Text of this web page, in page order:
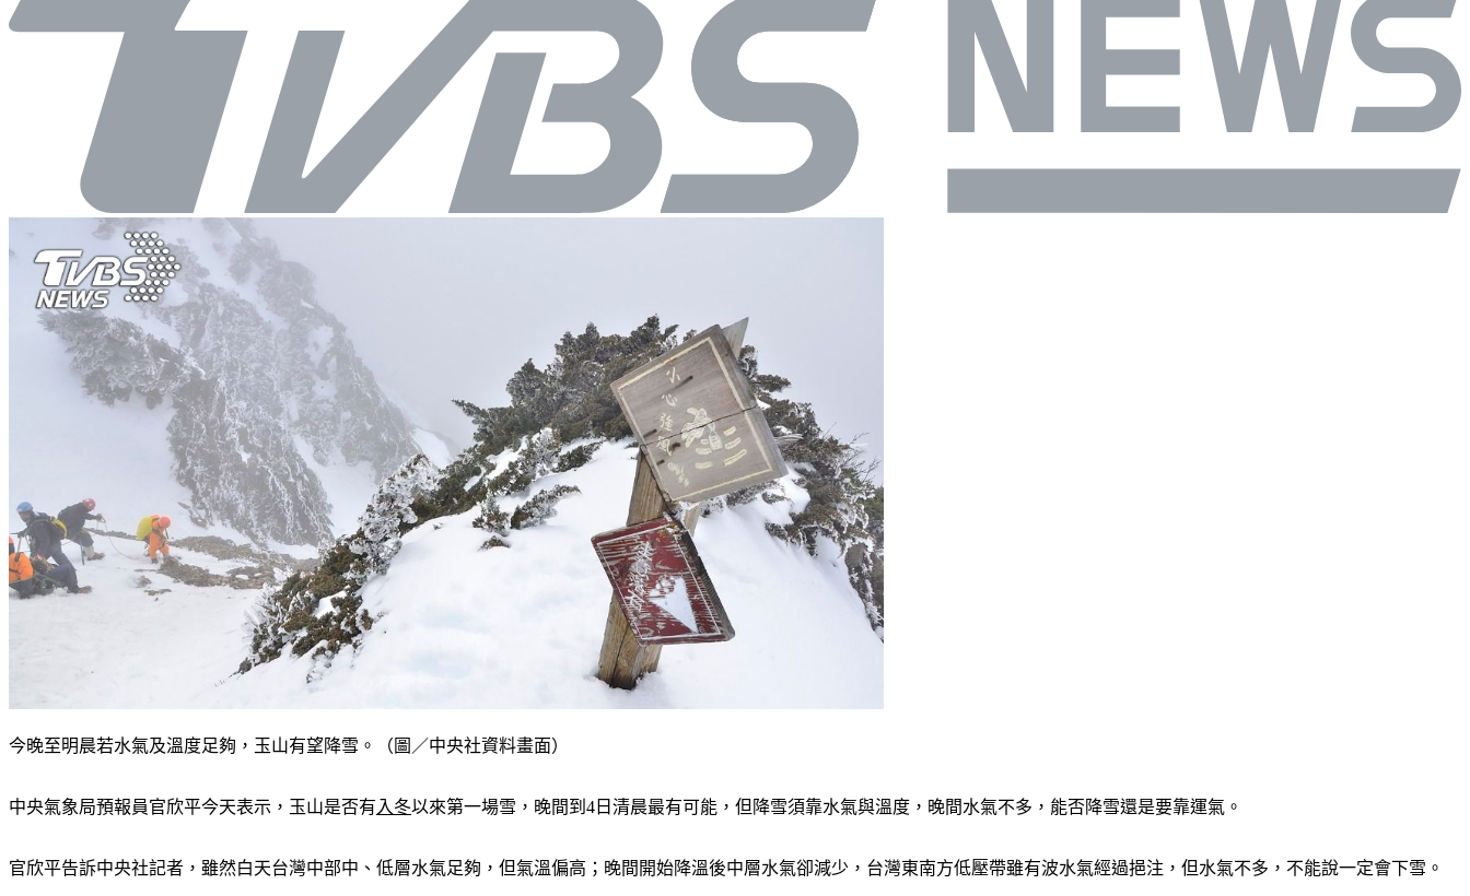
今晚至明晨若水氣及溫度足夠，玉山有望降雪。（圖／中央社資料畫面）
中央氣象局預報員官欣平今天表示，玉山是否有 入冬以來第一場雪，晚間到4日清晨最有可能，但降雪須靠水氣與溫度，晚間水氣不多，能否降雪還是要靠運氣。
官欣平告訴中央社記者，雖然白天台灣中部中、低層水氣足夠，但氣溫偏高；晚間開始降溫後中層水氣卻減少，台灣東南方低壓帶雖有波水氣經過挹注，但水氣不多，不能說一定會下雪。